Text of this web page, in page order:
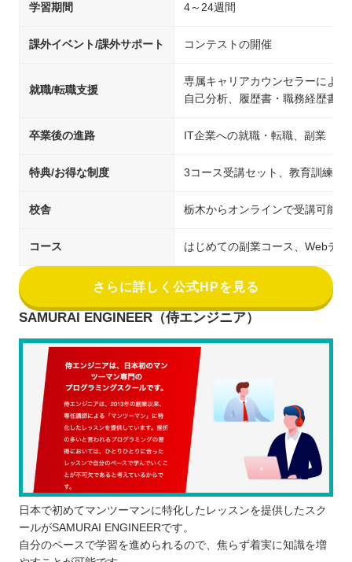
学習期間 4～24週間
課外イベント/課外サポート コンテストの開催
就職/転職支援
専属キャリアカウンセラーによる
自己分析、履歴書・職務経歴書
卒業後の進路 IT企業への就職・転職、副業
特典/お得な制度 3コース受講セット、教育訓練給
校舎 栃木からオンラインで受講可能
コース はじめての副業コース、Webデ
さらに詳しく公式HPを見る
SAMURAI ENGINEER（侍エンジニア）
日本で初めてマンツーマンに特化したレッスンを提供したスク
ールがSAMURAI ENGINEERです。
自分のペースで学習を進められるので、焦らず着実に知識を増